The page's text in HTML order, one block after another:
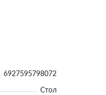
6927595798072
Стол